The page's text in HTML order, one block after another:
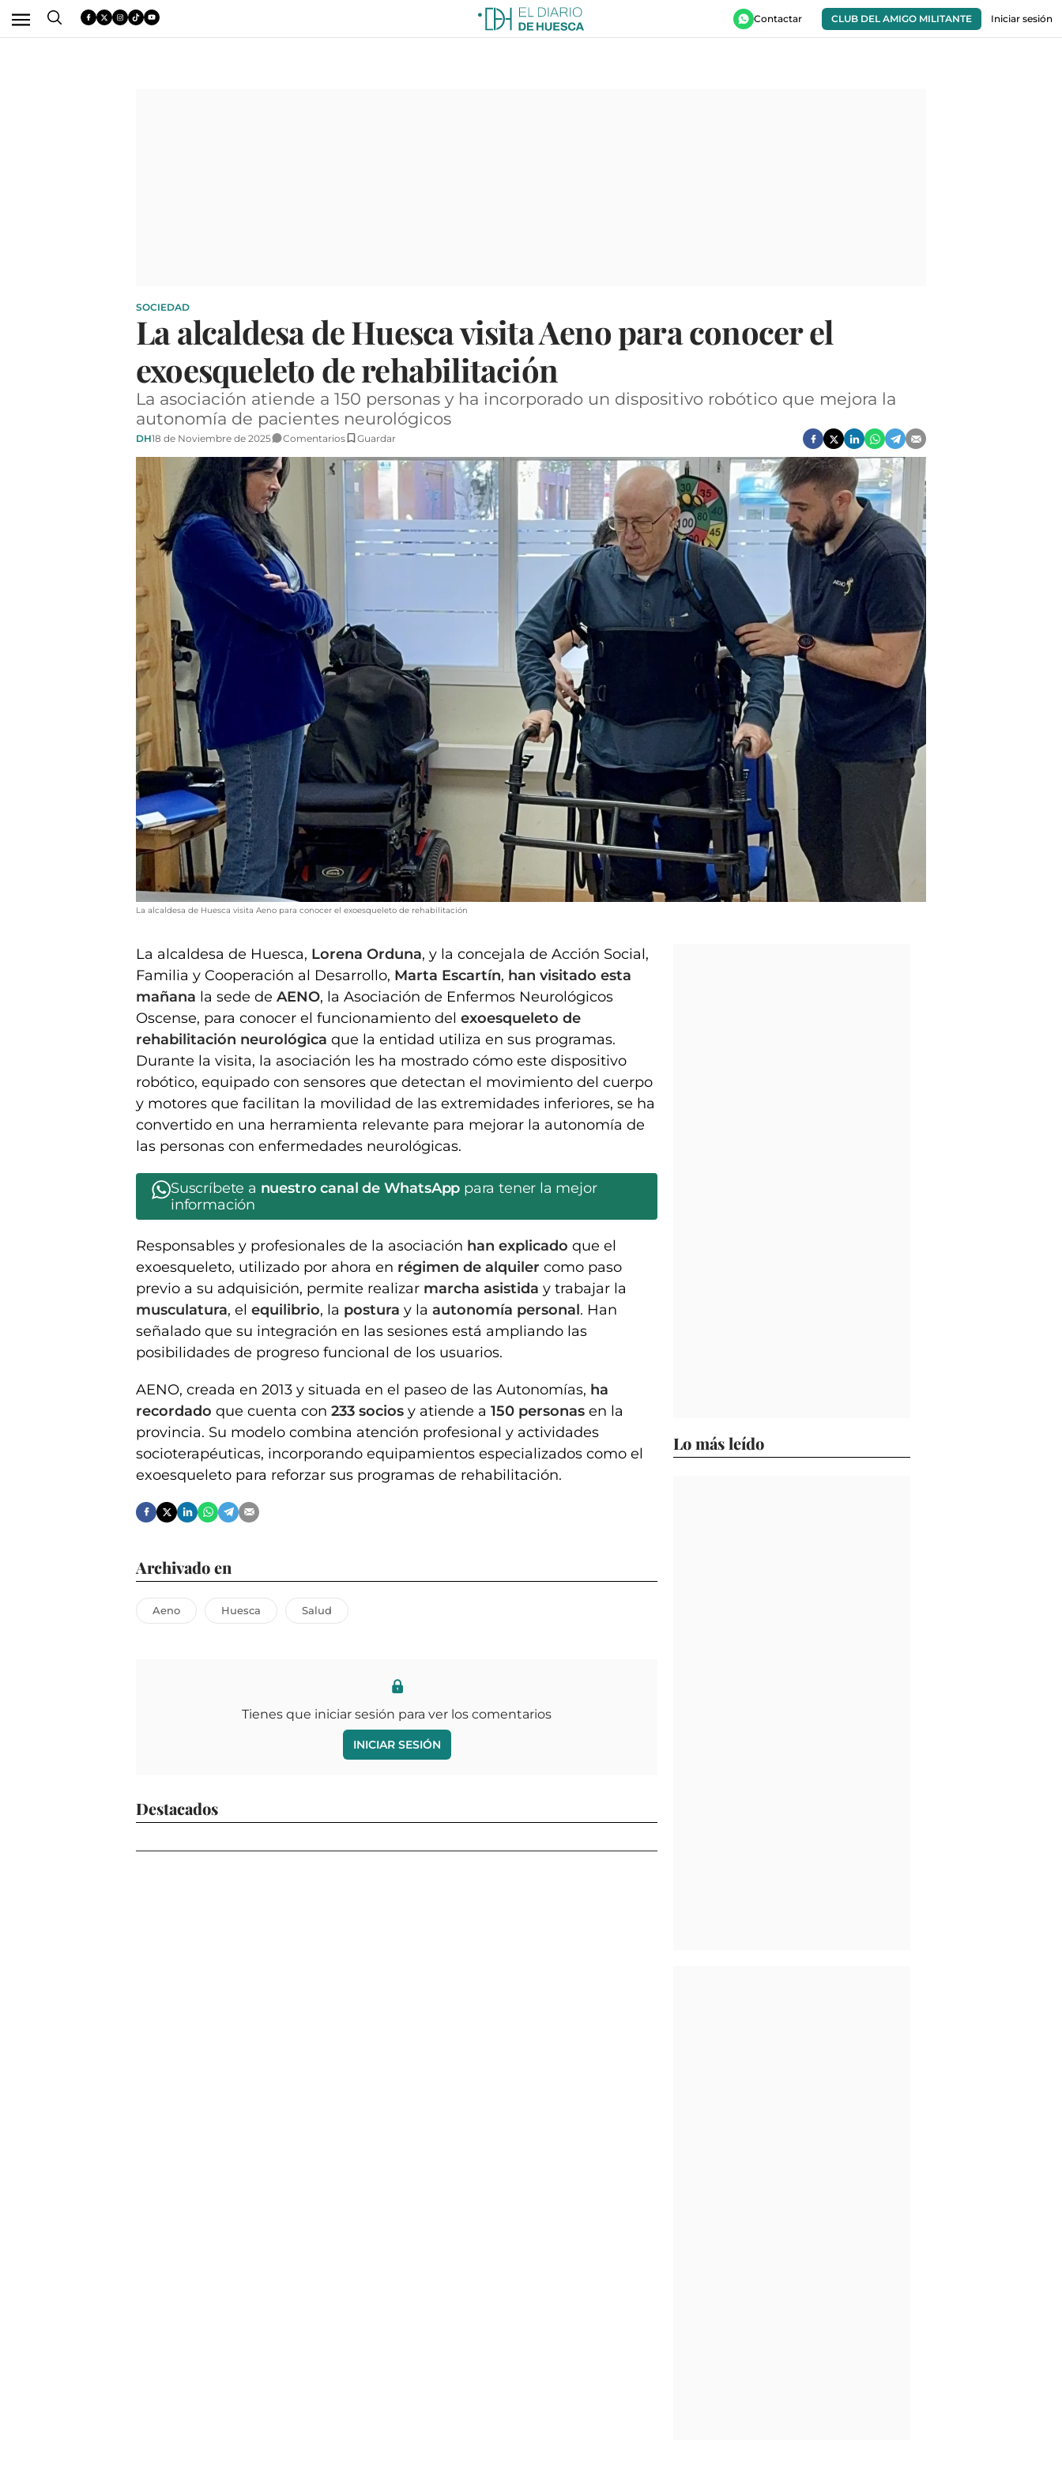
Contactar CLUB DEL AMIGO MILITANTE Iniciar sesión
SOCIEDAD
La alcaldesa de Huesca visita Aeno para conocer el
exoesqueleto de rehabilitación
La asociación atiende a 150 personas y ha incorporado un dispositivo robótico que mejora la
autonomía de pacientes neurológicos
DH18 de Noviembre de 2025 Comentarios Guardar
La alcaldesa de Huesca visita Aeno para conocer el exoesqueleto de rehabilitación
La alcaldesa de Huesca, Lorena Orduna, y la concejala de Acción Social,
Familia y Cooperación al Desarrollo, Marta Escartín, han visitado esta
mañana la sede de AENO, la Asociación de Enfermos Neurológicos
Oscense, para conocer el funcionamiento del exoesqueleto de
rehabilitación neurológica que la entidad utiliza en sus programas.
Durante la visita, la asociación les ha mostrado cómo este dispositivo
robótico, equipado con sensores que detectan el movimiento del cuerpo
y motores que facilitan la movilidad de las extremidades inferiores, se ha
convertido en una herramienta relevante para mejorar la autonomía de
las personas con enfermedades neurológicas.
Suscríbete a nuestro canal de WhatsApp para tener la mejor
información
Responsables y profesionales de la asociación han explicado que el
exoesqueleto, utilizado por ahora en régimen de alquiler como paso
previo a su adquisición, permite realizar marcha asistida y trabajar la
musculatura, el equilibrio, la postura y la autonomía personal. Han
señalado que su integración en las sesiones está ampliando las
posibilidades de progreso funcional de los usuarios.
AENO, creada en 2013 y situada en el paseo de las Autonomías, ha
recordado que cuenta con 233 socios y atiende a 150 personas en la
provincia. Su modelo combina atención profesional y actividades
socioterapéuticas, incorporando equipamientos especializados como el
exoesqueleto para reforzar sus programas de rehabilitación.
Archivado en
Aeno Huesca Salud
Tienes que iniciar sesión para ver los comentarios
INICIAR SESIÓN
Destacados
Lo más leído